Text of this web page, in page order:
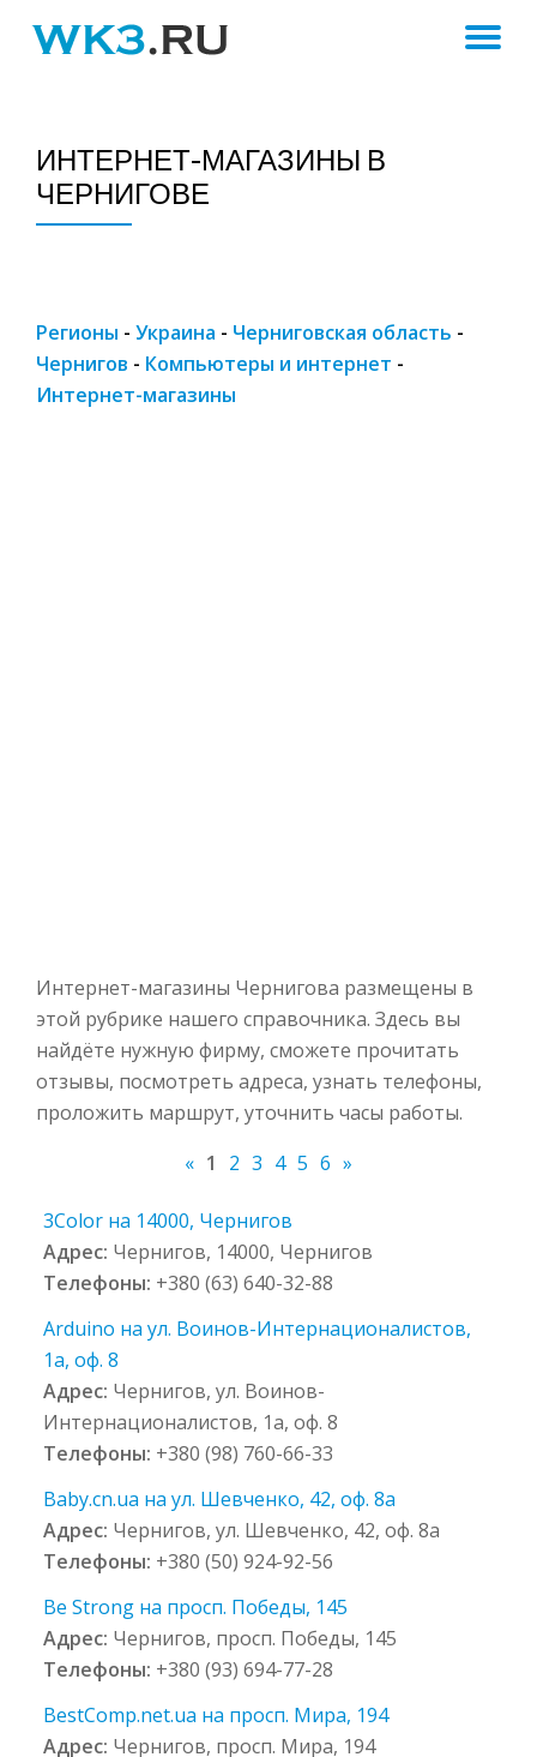
ИНТЕРНЕТ-МАГАЗИНЫ В
ЧЕРНИГОВЕ
Регионы - Украина - Черниговская область -
Чернигов - Компьютеры и интернет -
Интернет-магазины
Интернет-магазины Чернигова размещены в
этой рубрике нашего справочника. Здесь вы
найдёте нужную фирму, сможете прочитать
отзывы, посмотреть адреса, узнать телефоны,
проложить маршрут, уточнить часы работы.
« 1 2 3 4 5 6 »
3Color на 14000, Чернигов
Адрес: Чернигов, 14000, Чернигов
Телефоны: +380 (63) 640-32-88
Arduino на ул. Воинов-Интернационалистов,
1а, оф. 8
Адрес: Чернигов, ул. Воинов-
Интернационалистов, 1а, оф. 8
Телефоны: +380 (98) 760-66-33
Baby.cn.ua на ул. Шевченко, 42, оф. 8а
Адрес: Чернигов, ул. Шевченко, 42, оф. 8а
Телефоны: +380 (50) 924-92-56
Be Strong на просп. Победы, 145
Адрес: Чернигов, просп. Победы, 145
Телефоны: +380 (93) 694-77-28
BestComp.net.ua на просп. Мира, 194
Адрес: Чернигов, просп. Мира, 194